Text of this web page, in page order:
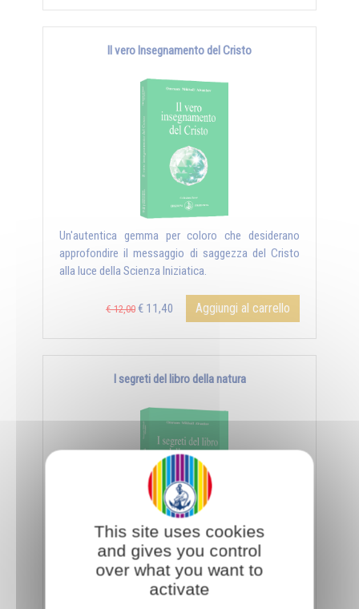
Il vero Insegnamento del Cristo
Un'autentica gemma per coloro che desiderano
approfondire il messaggio di saggezza del Cristo
alla luce della Scienza Iniziatica.
€ 12,00 € 11,40 Aggiungi al carrello
I segreti del libro della natura
- Il libro della natura - Il giorno e la notte - La
sorgente e la palude - Il matrimonio, simbolo
This site uses cookies
and gives you control
over what you want to
activate